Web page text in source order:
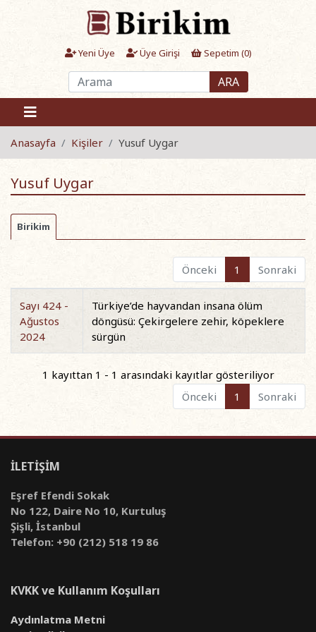
Yeni Üye Üye Girişi Sepetim (0)
ARA
Anasayfa Kişiler Yusuf Uygar
Yusuf Uygar
Birikim
Önceki 1 Sonraki
Sayı 424 -
Ağustos
2024
Türkiye’de hayvandan insana ölüm
döngüsü: Çekirgelere zehir, köpeklere
sürgün
1 kayıttan 1 - 1 arasındaki kayıtlar gösteriliyor
Önceki
1 Sonraki
İLETİŞİM
Eşref Efendi Sokak
No 122, Daire No 10, Kurtuluş
Şişli, İstanbul
Telefon: +90 (212) 518 19 86
KVKK ve Kullanım Koşulları
Aydınlatma Metni